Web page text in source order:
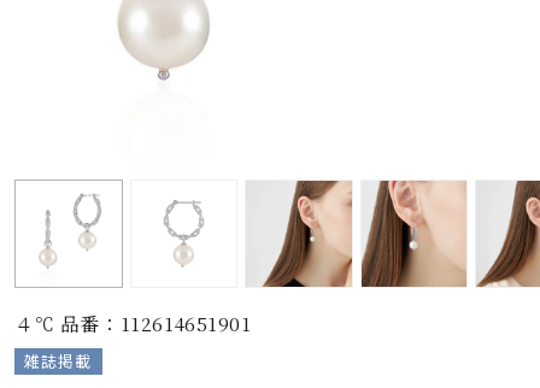
誕生石
モチーフ
石の色
４℃ 品番：112614651901
雑誌掲載